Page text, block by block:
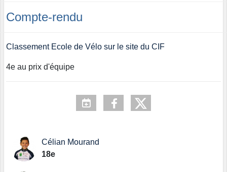
Compte-rendu
Classement Ecole de Vélo sur le site du CIF
4e au prix d'équipe
Célian Mourand
18e